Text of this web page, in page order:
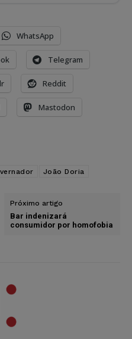
WhatsApp
Telegram
Reddit
Mastodon
João Doria
Próximo artigo
Bar indenizará
consumidor por homofobia